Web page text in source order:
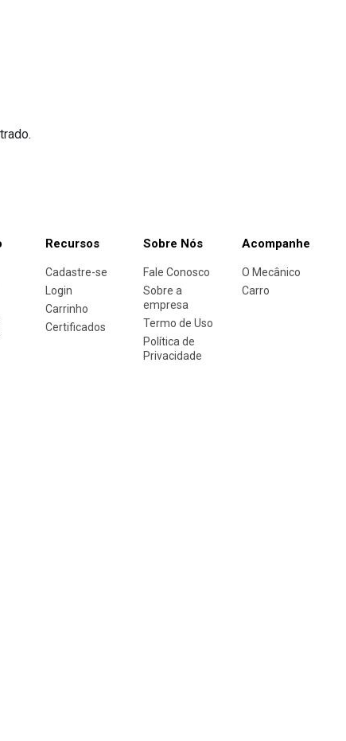
Recursos
Cadastre-se
Login
Carrinho
Certificados
Sobre Nós
Fale Conosco
Sobre a
empresa
Termo de Uso
Política de
Privacidade
Acompanhe
O Mecânico
Carro